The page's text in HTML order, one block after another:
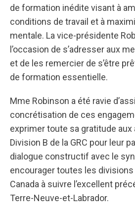
de formation inédite visant à
conditions de travail et à
mentale. La vice-présidente
l’occasion de s’adresser aux
et de les remercier de s’être
de formation essentielle.
Mme Robinson a été ravie
concrétisation de ces
exprimer toute sa gratitude aux
Division B de la GRC pour leur
dialogue constructif avec le
encourager toutes les divisions
Canada à suivre l’excellent
Terre-Neuve-et-Labrador.